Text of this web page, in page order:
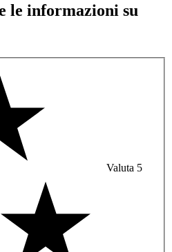
le informazioni su
Valuta 5